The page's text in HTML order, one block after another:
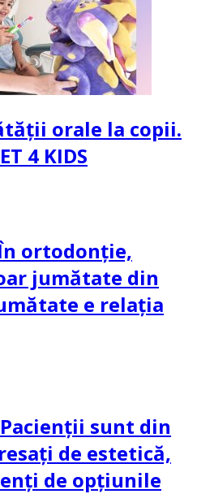
orale la copii.
4 KIDS
ortodonție,
jumătate din
e relația
sunt din
de estetică,
de opțiunile